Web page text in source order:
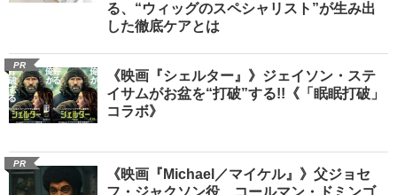
る、“ウィッグのスペシャリスト”が生み出
した徹底ケアとは
PR
《映画『シェルター』》ジェイソン・ステ
イサムがお盆を“打破”する!!《「眠眠打破」
コラボ》
PR
《映画『Michael／マイケル』》父ジョセ